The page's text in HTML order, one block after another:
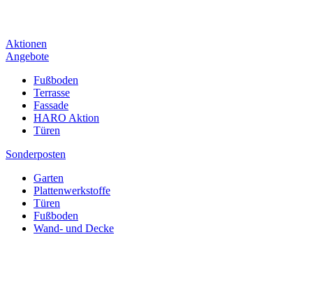
Aktionen
Angebote
Fußboden
Terrasse
Fassade
HARO Aktion
Türen
Sonderposten
Garten
Plattenwerkstoffe
Türen
Fußboden
Wand- und Decke